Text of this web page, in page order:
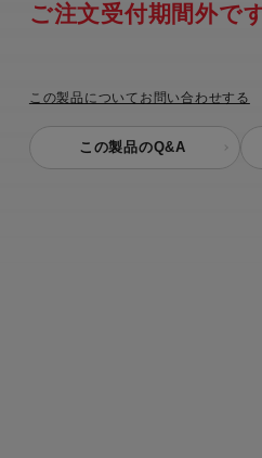
ご注文受付期間外で
この製品についてお問い合わせする
この製品のQ&A